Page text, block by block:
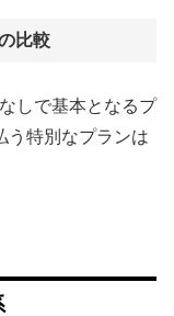
比較
しで基本となるプ
う特別なプランは